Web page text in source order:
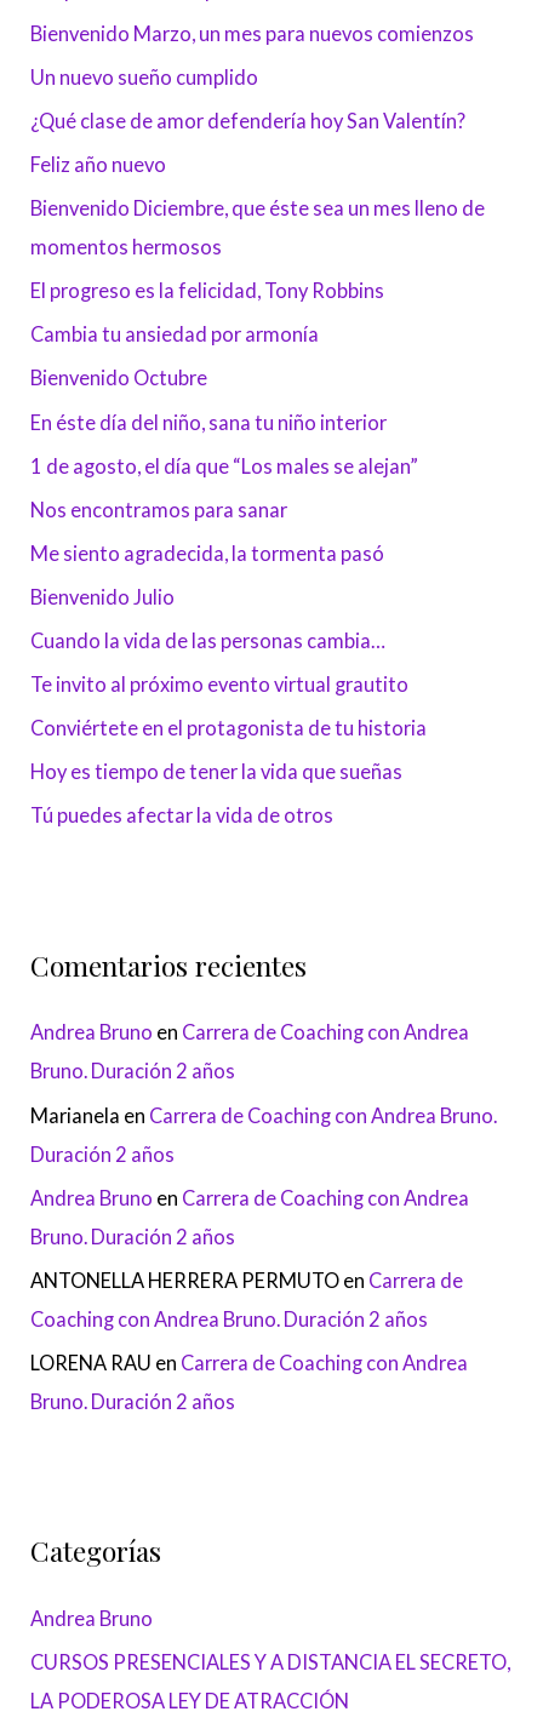
Bienvenido Marzo, un mes para nuevos comienzos
Un nuevo sueño cumplido
¿Qué clase de amor defendería hoy San Valentín?
Feliz año nuevo
Bienvenido Diciembre, que éste sea un mes lleno de
momentos hermosos
El progreso es la felicidad, Tony Robbins
Cambia tu ansiedad por armonía
Bienvenido Octubre
En éste día del niño, sana tu niño interior
1 de agosto, el día que “Los males se alejan”
Nos encontramos para sanar
Me siento agradecida, la tormenta pasó
Bienvenido Julio
Cuando la vida de las personas cambia…
Te invito al próximo evento virtual grautito
Conviértete en el protagonista de tu historia
Hoy es tiempo de tener la vida que sueñas
Tú puedes afectar la vida de otros
Comentarios recientes
Andrea Bruno en Carrera de Coaching con Andrea
Bruno. Duración 2 años
Marianela en Carrera de Coaching con Andrea Bruno.
Duración 2 años
Andrea Bruno en Carrera de Coaching con Andrea
Bruno. Duración 2 años
ANTONELLA HERRERA PERMUTO en Carrera de
Coaching con Andrea Bruno. Duración 2 años
LORENA RAU en Carrera de Coaching con Andrea
Bruno. Duración 2 años
Categorías
Andrea Bruno
CURSOS PRESENCIALES Y A DISTANCIA EL SECRETO,
LA PODEROSA LEY DE ATRACCIÓN